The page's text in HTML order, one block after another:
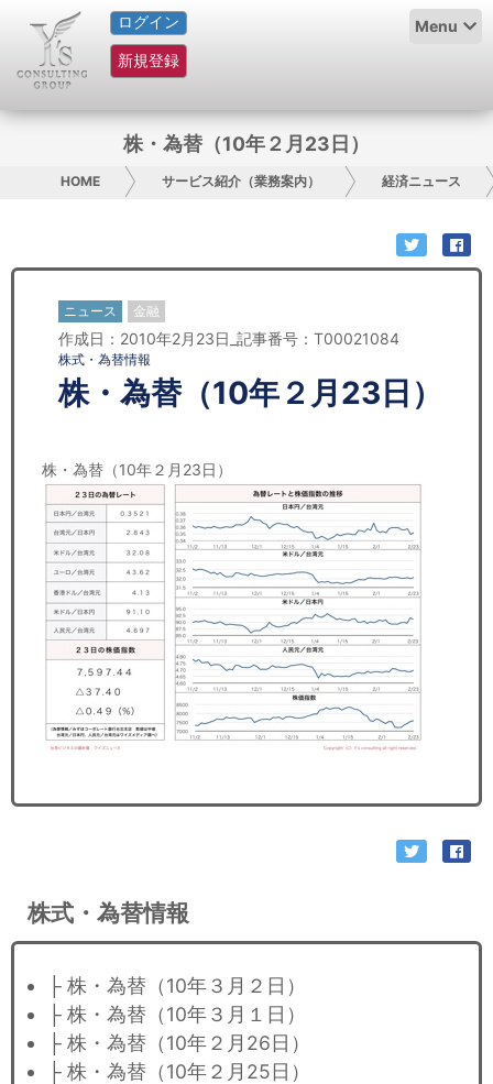
ログイン
新規登録
Menu
HOME
サービス紹介
グループ概要
日本人にPR
コンサルティング
セミナー
経済ニュース
労務顧問
ＩＴ
飲食店情報
株・為替（10年２月23日）
HOME サービス紹介（業務案内） 経済ニュース
ニュース 金融
作成日：2010年2月23日_記事番号：T00021084
株式・為替情報
株・為替（10年２月23日）
株・為替（10年２月23日）
株式・為替情報
├ 株・為替（10年３月２日）
├ 株・為替（10年３月１日）
├ 株・為替（10年２月26日）
├ 株・為替（10年２月25日）